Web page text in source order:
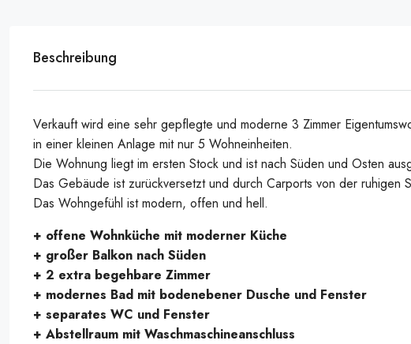
Beschreibung
Verkauft wird eine sehr gepflegte und moderne 3 Zimmer
in einer kleinen Anlage mit nur 5 Wohneinheiten.
Die Wohnung liegt im ersten Stock und ist nach Süden und Osten
Das Gebäude ist zurückversetzt und durch Carports von der ruhigen
Das Wohngefühl ist modern, offen und hell.
+ offene Wohnküche mit moderner Küche
+ großer Balkon nach Süden
+ 2 extra begehbare Zimmer
+ modernes Bad mit bodenebener Dusche und Fenster
+ separates WC und Fenster
+ Abstellraum mit Waschmaschineanschluss